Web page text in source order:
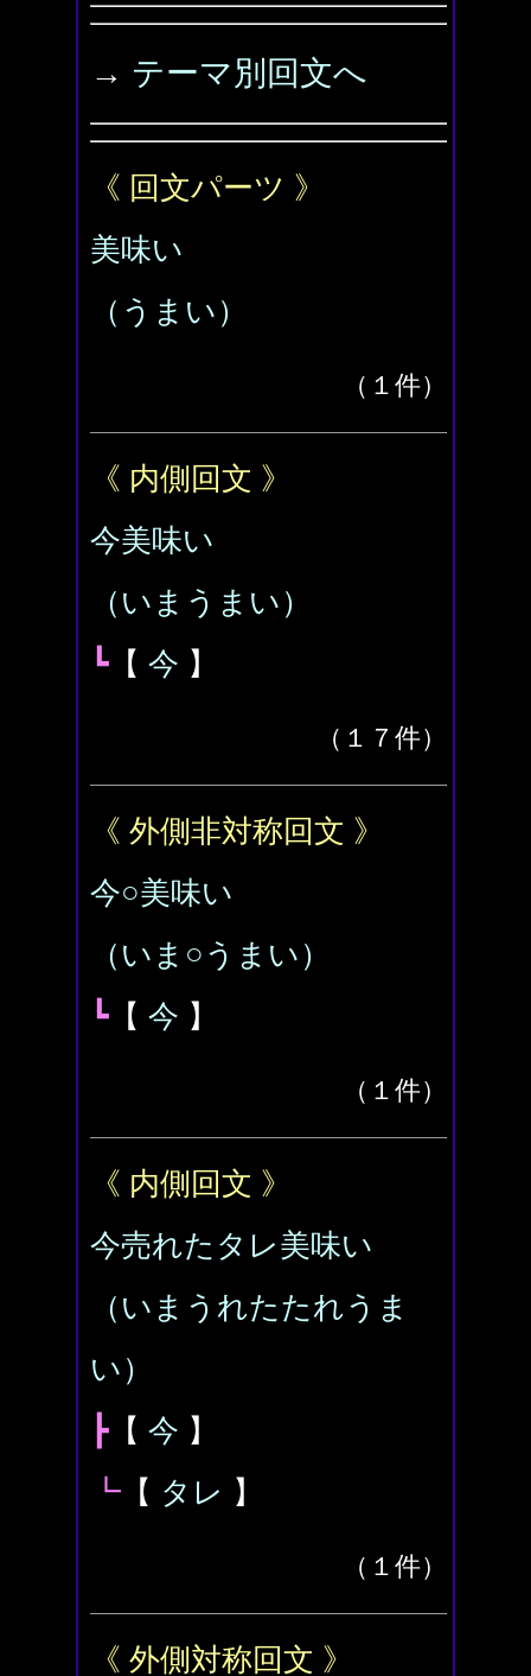
→ テーマ別回文へ
《 回文パーツ 》
美味い
（うまい）
（１件）
《 内側回文 》
今美味い
（いまうまい）
┗ 【 今 】
（１７件）
《 外側非対称回文 》
今○美味い
（いま○うまい）
┗ 【 今 】
（１件）
《 内側回文 》
今売れたタレ美味い
（いまうれたたれうま
い）
┣ 【 今 】
┗ 【 タレ 】
（１件）
《 外側対称回文 》